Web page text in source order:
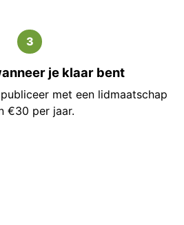
3
je klaar bent
met een lidmaatschap
€30 per jaar.